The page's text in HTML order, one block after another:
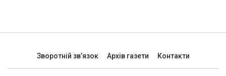
Зворотній зв’язок Архів газети Контакти